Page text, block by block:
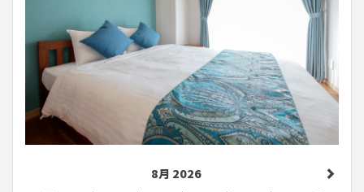
8月 2026